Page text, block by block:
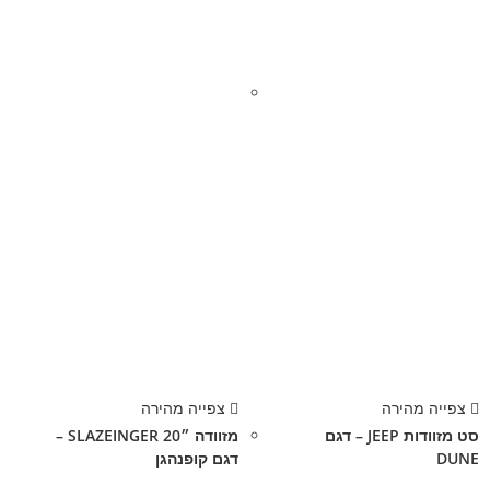
צפייה מהירה
סט מזוודות JEEP – דגם
DUNE
צפייה מהירה
מזוודה ״20 SLAZEINGER –
דגם קופנהגן